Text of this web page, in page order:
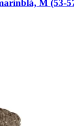
M (53-​